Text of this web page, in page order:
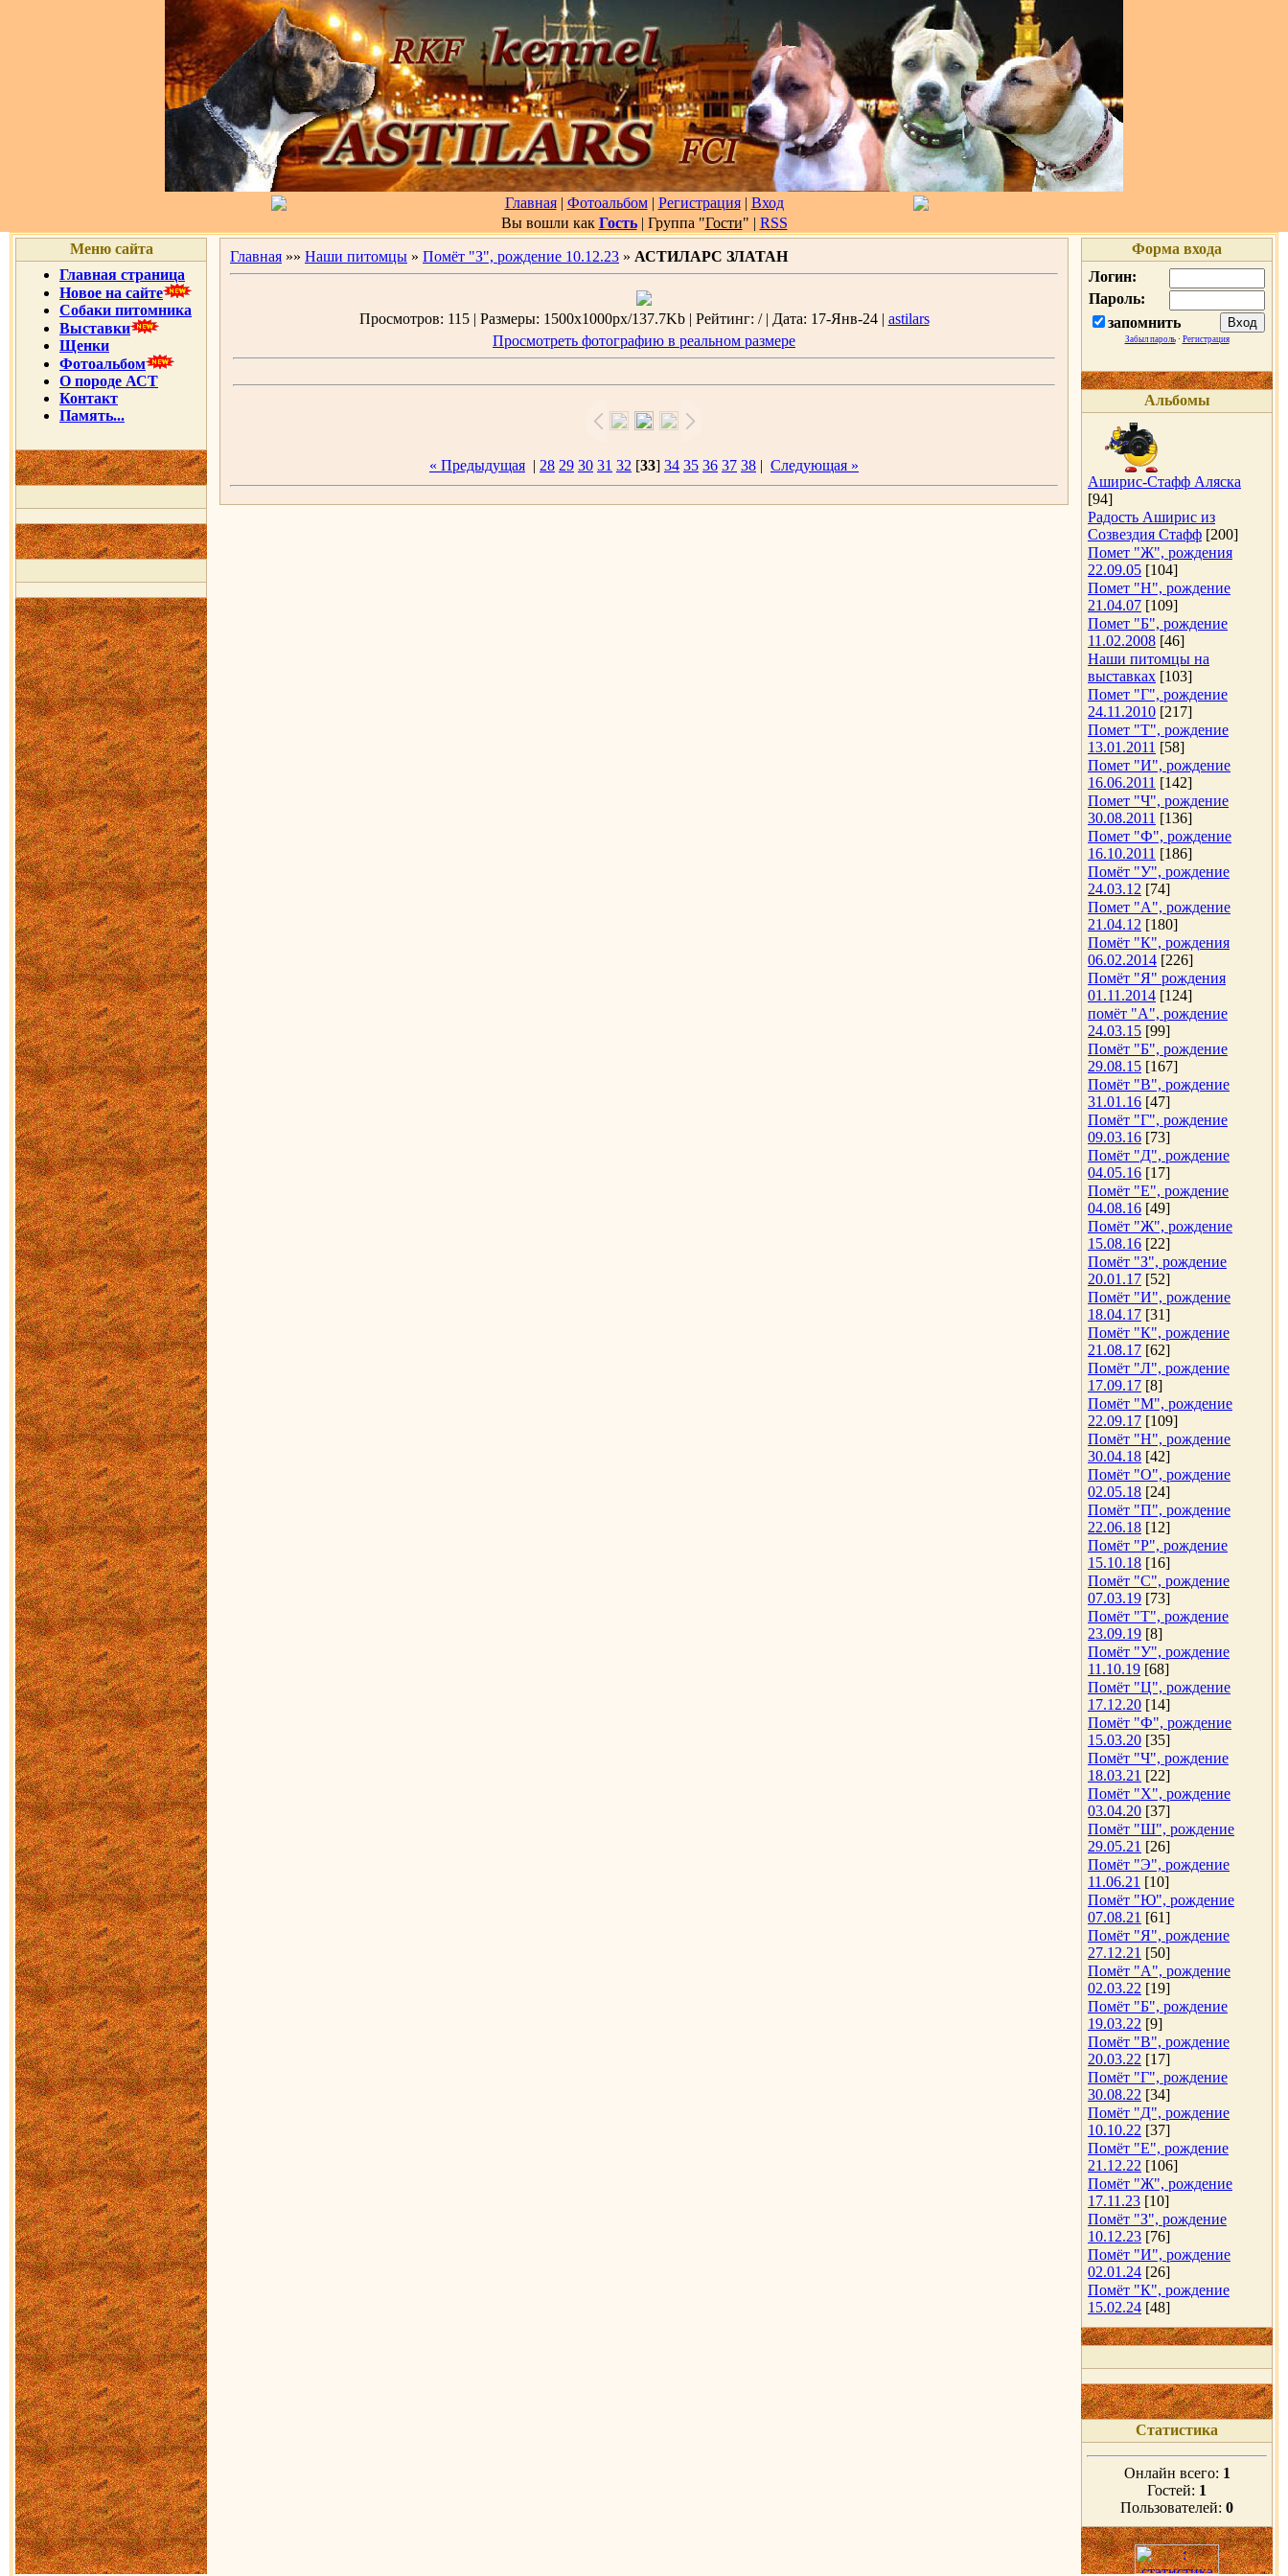
Главная| Фотоальбом| Регистрация| Вход
Вы вошли как Гость| Группа "Гости" | RSS
Меню сайта
Главная страница
Новое на сайте
Собаки питомника
Выставки
Щенки
Фотоальбом
О породе АСТ
Контакт
Память...
Главная »» Наши питомцы » Помёт "З", рождение 10.12.23 » АСТИЛАРС ЗЛАТАН
Просмотров: 115 | Размеры: 1500x1000px/137.7Kb | Рейтинг: / | Дата: 17-Янв-24 | astilars
Просмотреть фотографию в реальном размере
« Предыдущая | 28 29 30 31 32 [33] 34 35 36 37 38 | Следующая »
Форма входа
Логин:
Пароль:
запомнить
Забыл пароль· Регистрация
Альбомы
Аширис-Стафф Аляска
[94]
Радость Аширис из
Созвездия Стафф [200]
Помет "Ж", рождения
22.09.05 [104]
Помет "Н", рождение
21.04.07 [109]
Помет "Б", рождение
11.02.2008 [46]
Наши питомцы на
выставках [103]
Помет "Г", рождение
24.11.2010 [217]
Помет "Т", рождение
13.01.2011 [58]
Помет "И", рождение
16.06.2011 [142]
Помет "Ч", рождение
30.08.2011 [136]
Помет "Ф", рождение
16.10.2011 [186]
Помёт "У", рождение
24.03.12 [74]
Помет "А", рождение
21.04.12 [180]
Помёт "К", рождения
06.02.2014 [226]
Помёт "Я" рождения
01.11.2014 [124]
помёт "А", рождение
24.03.15 [99]
Помёт "Б", рождение
29.08.15 [167]
Помёт "В", рождение
31.01.16 [47]
Помёт "Г", рождение
09.03.16 [73]
Помёт "Д", рождение
04.05.16 [17]
Помёт "Е", рождение
04.08.16 [49]
Помёт "Ж", рождение
15.08.16 [22]
Помёт "З", рождение
20.01.17 [52]
Помёт "И", рождение
18.04.17 [31]
Помёт "К", рождение
21.08.17 [62]
Помёт "Л", рождение
17.09.17 [8]
Помёт "М", рождение
22.09.17 [109]
Помёт "Н", рождение
30.04.18 [42]
Помёт "О", рождение
02.05.18 [24]
Помёт "П", рождение
22.06.18 [12]
Помёт "Р", рождение
15.10.18 [16]
Помёт "С", рождение
07.03.19 [73]
Помёт "Т", рождение
23.09.19 [8]
Помёт "У", рождение
11.10.19 [68]
Помёт "Ц", рождение
17.12.20 [14]
Помёт "Ф", рождение
15.03.20 [35]
Помёт "Ч", рождение
18.03.21 [22]
Помёт "Х", рождение
03.04.20 [37]
Помёт "Ш", рождение
29.05.21 [26]
Помёт "Э", рождение
11.06.21 [10]
Помёт "Ю", рождение
07.08.21 [61]
Помёт "Я", рождение
27.12.21 [50]
Помёт "А", рождение
02.03.22 [19]
Помёт "Б", рождение
19.03.22 [9]
Помёт "В", рождение
20.03.22 [17]
Помёт "Г", рождение
30.08.22 [34]
Помёт "Д", рождение
10.10.22 [37]
Помёт "Е", рождение
21.12.22 [106]
Помёт "Ж", рождение
17.11.23 [10]
Помёт "З", рождение
10.12.23 [76]
Помёт "И", рождение
02.01.24 [26]
Помёт "К", рождение
15.02.24 [48]
Статистика
Онлайн всего: 1
Гостей: 1
Пользователей: 0